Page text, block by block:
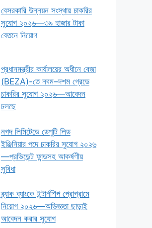
বেসরকারি উন্নয়ন সংস্থায় চাকরির
সুযোগ ২০২৬—৩৯ হাজার টাকা
বেতনে নিয়োগ
প্রধানমন্ত্রীর কার্যালয়ের অধীনে বেজা
(BEZA)-তে নবম–দশম গ্রেডে
চাকরির সুযোগ ২০২৬—আবেদন
চলছে
নগদ লিমিটেডে ডেপুটি লিড
ইঞ্জিনিয়ার পদে চাকরির সুযোগ ২০২৬
—প্রভিডেন্ট ফান্ডসহ আকর্ষণীয়
সুবিধা
ব্র্যাক ব্যাংকে ইন্টার্নশিপ প্রোগ্রামে
নিয়োগ ২০২৬—অভিজ্ঞতা ছাড়াই
আবেদন করার সুযোগ